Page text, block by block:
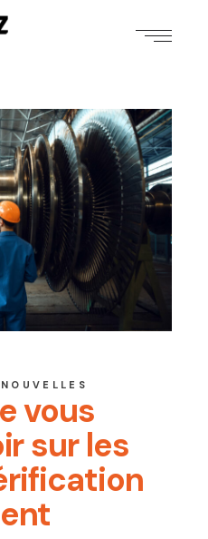
NOUVELLES
vous
sur les